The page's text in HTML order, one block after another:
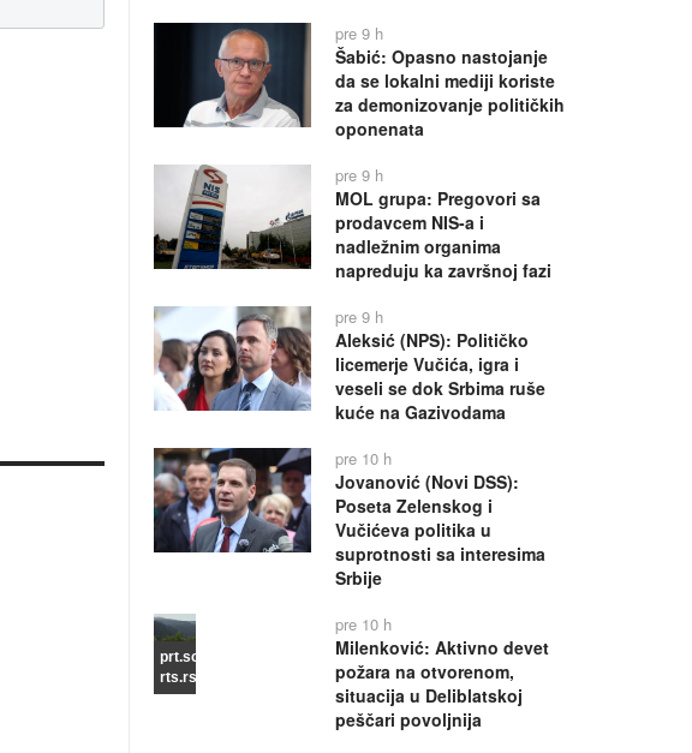
pre 9 h
Šabić: Opasno nastojanje
da se lokalni mediji koriste
za demonizovanje političkih
oponenata
pre 9 h
MOL grupa: Pregovori sa
prodavcem NIS-a i
nadležnim organima
napreduju ka završnoj fazi
pre 9 h
Aleksić (NPS): Političko
licemerje Vučića, igra i
veseli se dok Srbima ruše
kuće na Gazivodama
pre 10 h
Jovanović (Novi DSS):
Poseta Zelenskog i
Vučićeva politika u
suprotnosti sa interesima
Srbije
prt.scr
rts.rs
pre 10 h
Milenković: Aktivno devet
požara na otvorenom,
situacija u Deliblatskoj
peščari povoljnija